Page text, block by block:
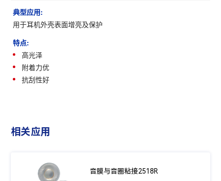
典型应用:
用于耳机外壳表面增亮及保护
特点:
高光泽
附着力优
抗刮性好
相关应用
音膜与音圈粘接2518R